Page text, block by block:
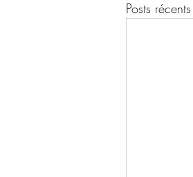
Posts récents